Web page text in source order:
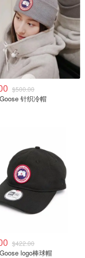
$500.00
针织冷帽
$422.00
logo棒球帽